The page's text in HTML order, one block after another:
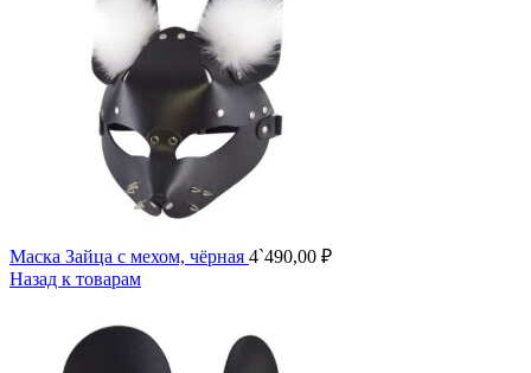
Маска Зайца с мехом, чёрная 4`490,00 ₽
Назад к товарам